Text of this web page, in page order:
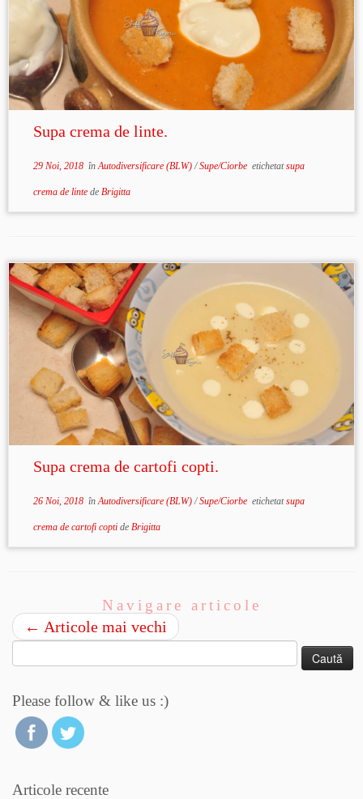
Supa crema de linte.
29 Noi, 2018înAutodiversificare (BLW)/Supe/Ciorbe etichetatsupa
crema de linte de Brigitta
Supa crema de cartofi copti.
26 Noi, 2018înAutodiversificare (BLW)/Supe/Ciorbe etichetatsupa
crema de cartofi copti de Brigitta
Navigare articole
← Articole mai vechi
după:
Please follow & like us :)
Articole recente